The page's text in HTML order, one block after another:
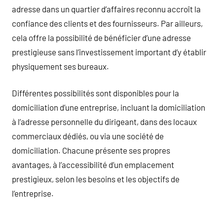
adresse dans un quartier d’affaires reconnu accroît la
confiance des clients et des fournisseurs. Par ailleurs,
cela offre la possibilité de bénéficier d’une adresse
prestigieuse sans l’investissement important d’y établir
physiquement ses bureaux.
Différentes possibilités sont disponibles pour la
domiciliation d’une entreprise, incluant la domiciliation
à l’adresse personnelle du dirigeant, dans des locaux
commerciaux dédiés, ou via une société de
domiciliation. Chacune présente ses propres
avantages, à l’accessibilité d’un emplacement
prestigieux, selon les besoins et les objectifs de
l’entreprise.